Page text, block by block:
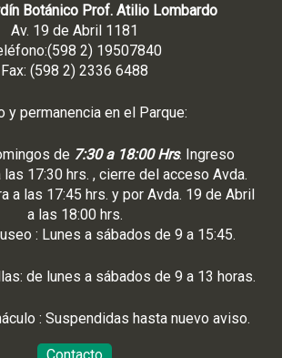
Botánico Prof. Atilio Lombardo
Av. 19 de Abril 1181
2) 19507840
Fax: (598 2) 2336 6488
y permanencia en el Parque:
de 7:30 a 18:00 Hrs. Ingreso
17:30 hrs. , cierre del acceso Avda.
a las 17:45 hrs. y por Avda. 19 de Abril
a las 18:00 hrs.
: Lunes a sábados de 9 a 15:45.
de lunes a sábados de 9 a 13 horas.
: Suspendidas hasta nuevo aviso.